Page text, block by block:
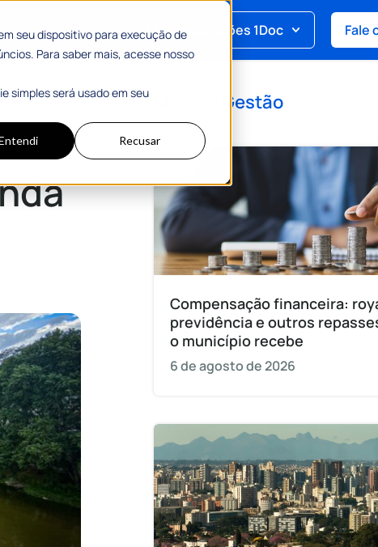
seu dispositivo para execução de
Para saber mais, acesse nosso
simples será usado em seu
Recusar
Soluções 1Doc Fale
Gestão
Compensação financeira:
previdência e outros
o município recebe
6 de agosto de 2026